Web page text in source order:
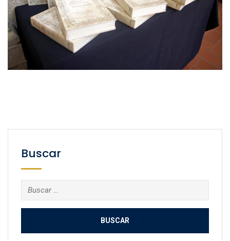
Buscar
Buscar: